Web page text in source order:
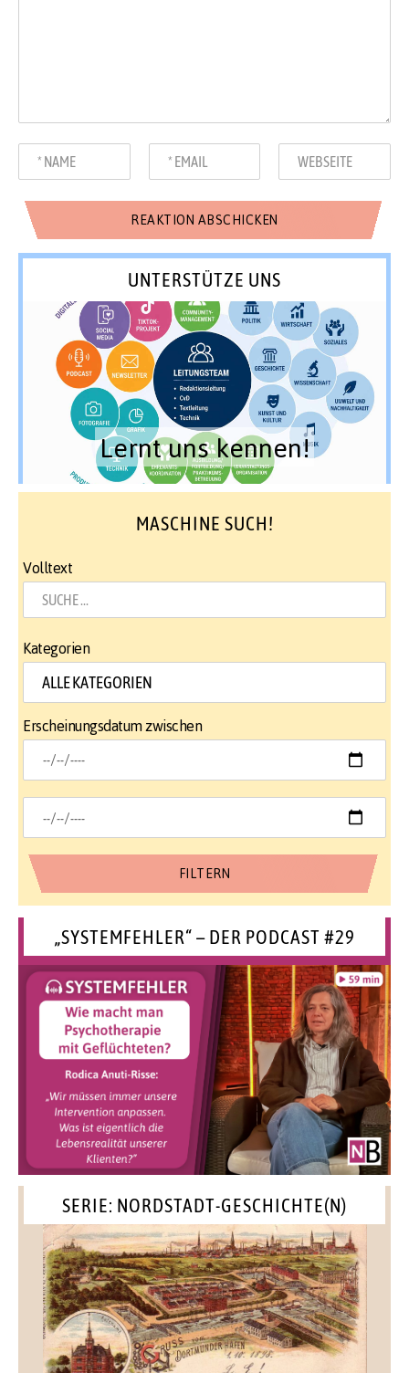
UNTERSTÜTZE UNS
Lernt uns kennen!
MASCHINE SUCH!
Volltext
Kategorien
Erscheinungsdatum zwischen
„SYSTEMFEHLER“ – DER PODCAST #29
SERIE: NORDSTADT-GESCHICHTE(N)